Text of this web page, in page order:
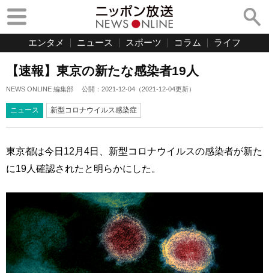
エンタメ ニュース スポーツ コラム ライフ
【速報】東京の新たな感染者19人
NEWS ONLINE 編集部 公開： 2021-12-04 （2021-12-04更新）
ニュース 新型コロナウイルス感染症
東京都は今日12月4日、新型コロナウイルスの感染者が新た
に19人確認されたと明らかにした。